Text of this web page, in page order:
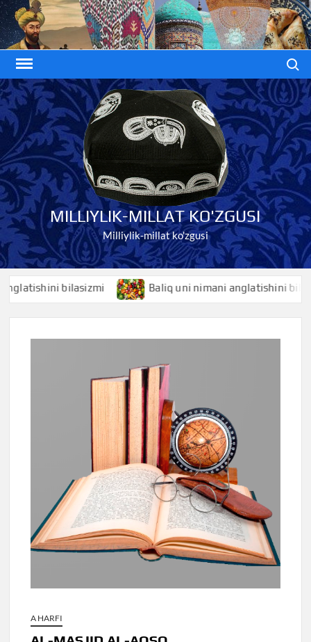
Skip
to
content
MILLIYLIK-MILLAT KO'ZGUSI
Milliylik-millat ko'zgusi
bilasizmi Baliq uni nimani anglatishini bilasizmi
A HARFI